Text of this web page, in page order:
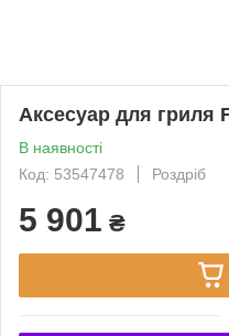
Аксесуар для гриля
В наявності
Код: 53547478
Роздріб
5 901 ₴